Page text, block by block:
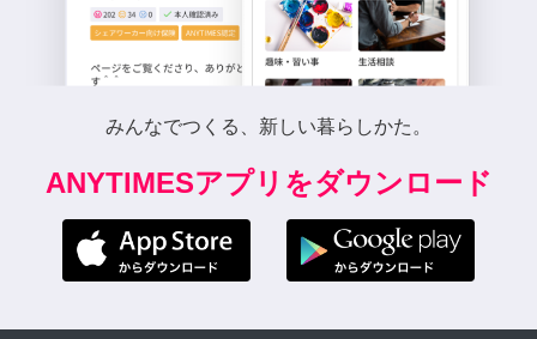
みんなでつくる、新しい暮らしかた。
ANYTIMESアプリをダウンロード